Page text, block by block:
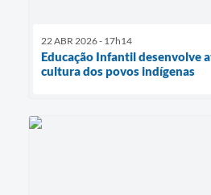
22 ABR 2026 - 17h14
Educação Infantil desenvolve
cultura dos povos indígenas